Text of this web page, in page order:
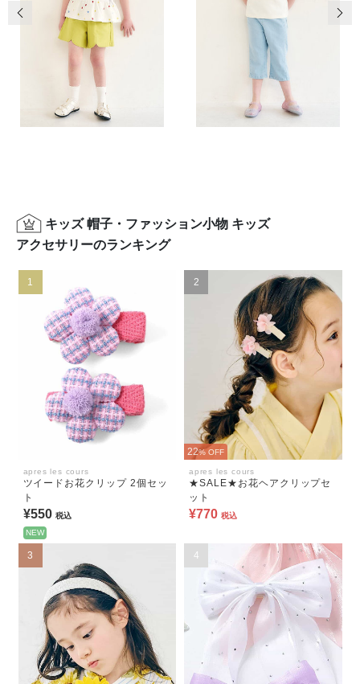
前の画像 次
キッズ 帽子・ファッション小物 キッズ
アクセサリーのランキング
1
apres les cours
ツイードお花クリップ 2個セッ
ト
¥550 税込
NEW
2
22% OFF
apres les cours
★SALE★お花ヘアクリップセ
ット
¥770 税込
3 4